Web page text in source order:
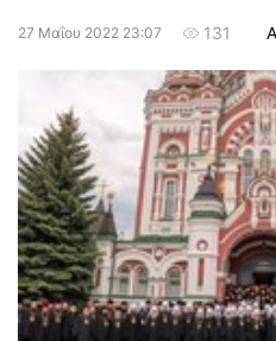
27 Μαΐου 2022 23:07 131